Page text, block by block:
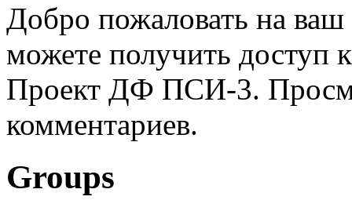
Добро пожаловать на
можете получить доступ
Проект ДФ ПСИ-3.
комментариев.
Groups